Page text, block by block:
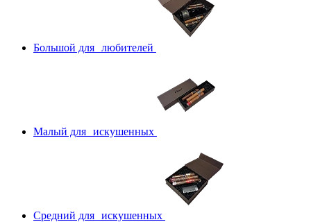
Большой для любителей
Малый для искушенных
Средний для искушенных